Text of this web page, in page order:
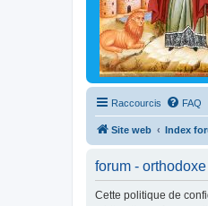
Raccourcis FAQ
Site web Index
forum -
Cette politique de